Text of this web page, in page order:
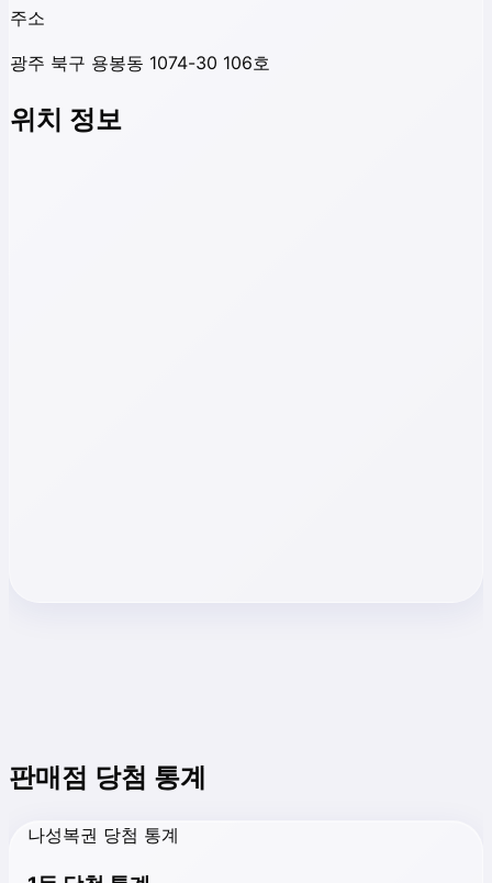
주소
광주 북구 용봉동 1074-30 106호
위치 정보
판매점 당첨 통계
나성복권 당첨 통계